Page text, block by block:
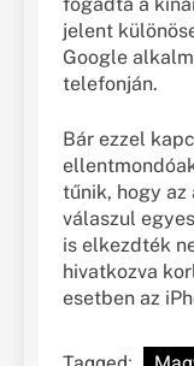
fogadta a
jelent
Google
telefonján.
Bár ezzel
tűnik, hogy az
válaszul
is elkezdték
hivatkozva
esetben az